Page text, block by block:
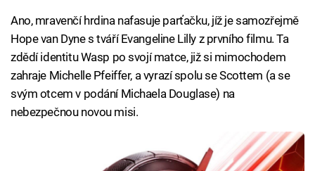
Ano, mravenčí hrdina nafasuje parťačku, jíž je samozřejmě
Hope van Dyne s tváří Evangeline Lilly z prvního filmu. Ta
zdědí identitu Wasp po svojí matce, již si mimochodem
zahraje Michelle Pfeiffer, a vyrazí spolu se Scottem (a se
svým otcem v podání Michaela Douglase) na
nebezpečnou novou misi.